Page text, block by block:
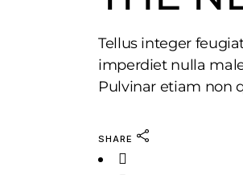
Tellus integer
imperdiet nulla
Pulvinar etiam non
SHARE